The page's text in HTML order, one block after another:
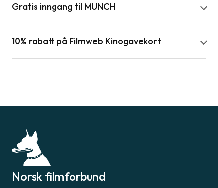
Gratis inngang til MUNCH
10% rabatt på Filmweb Kinogavekort
Norsk filmforbund